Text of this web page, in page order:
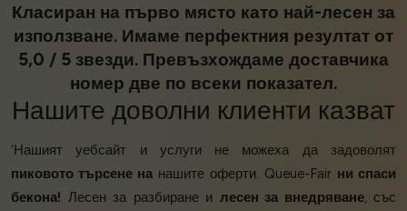
Класиран на първо място като най-лесен за
използване. Имаме перфектния резултат от
5,0 / 5 звезди. Превъзхождаме доставчика
номер две по всеки показател.
Нашите доволни клиенти казват
‘Нашият уебсайт и услуги не можеха да задоволят
пиковото търсене на нашите оферти. Queue-Fair ни спаси
бекона! Лесен за разбиране и лесен за внедряване, със